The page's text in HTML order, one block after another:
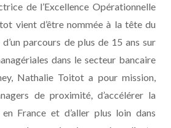
de l’Excellence Opérationnelle
vient d’être nommée à la tête du
parcours de plus de 15 ans sur
dans le secteur bancaire
Nathalie Toitot a pour mission,
de proximité, d’accélérer la
en France et d’aller plus loin dans